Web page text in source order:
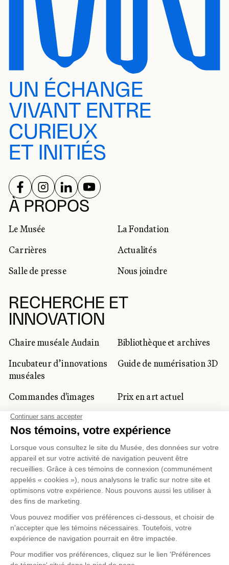
UN ÉCHANGE
VIVANT ENTRE
CURIEUX
ET INITIÉS
À PROPOS
Le Musée
La Fondation
Carrières
Actualités
Salle de presse
Nous joindre
RECHERCHE ET
INNOVATION
Chaire muséale Audain
Bibliothèque et archives
Incubateur d’innovations
muséales
Guide de numérisation 3D
Commandes d'images
Prix en art actuel
Prix Lynne-Cohen
CLIENTÈLE CORPORATIVE
ET PRIVÉE
Location d'espaces
Activités corporatives
professionnels du
tourisme
RÉSEAUX SOCIAUX
SUIVEZ-NOUS SUR
SUIVEZ-NOUS SUR
SUIVEZ-NOUS SUR
SUIVEZ-NOUS SUR